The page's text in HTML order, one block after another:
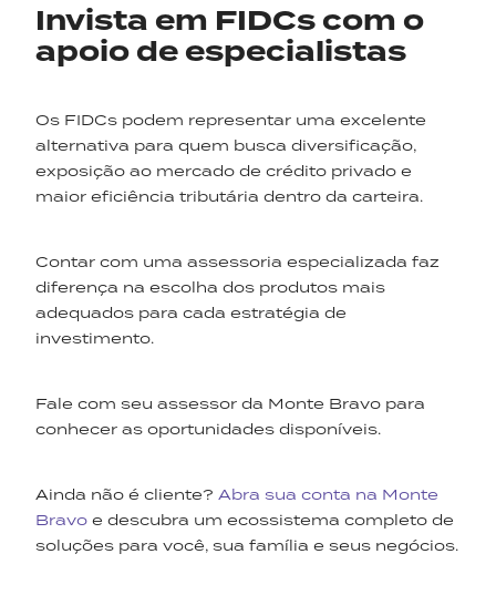
Invista em FIDCs com o
apoio de especialistas
Os FIDCs podem representar uma excelente
alternativa para quem busca diversificação,
exposição ao mercado de crédito privado e
maior eficiência tributária dentro da carteira.
Contar com uma assessoria especializada faz
diferença na escolha dos produtos mais
adequados para cada estratégia de
investimento.
Fale com seu assessor da Monte Bravo para
conhecer as oportunidades disponíveis.
Ainda não é cliente? Abra sua conta na Monte
Bravo e descubra um ecossistema completo de
soluções para você, sua família e seus negócios.